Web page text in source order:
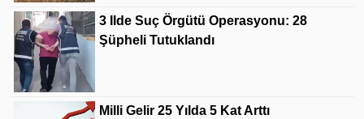
3 Ilde Suç Örgütü Operasyonu: 28
Şüpheli Tutuklandı
Milli Gelir 25 Yılda 5 Kat Arttı